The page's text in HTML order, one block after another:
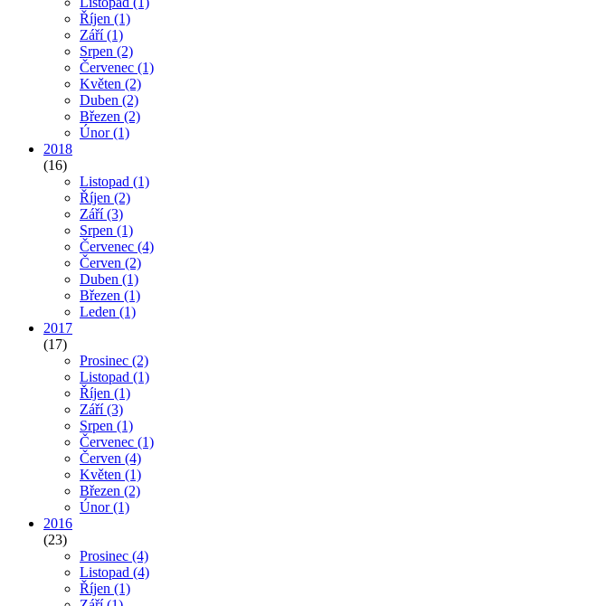
Říjen (1)
Září(1)
Srpen (2)
Červenec (1)
Květen (2)
Duben (2)
Březen (2)
Únor(1)
2018
(16)
Listopad (1)
Říjen (2)
Září(3)
Srpen (1)
Červenec (4)
Červen (2)
Duben (1)
Březen (1)
Leden (1)
2017
(17)
Prosinec (2)
Listopad (1)
Říjen (1)
Září(3)
Srpen (1)
Červenec (1)
Červen (4)
Květen (1)
Březen (2)
Únor(1)
2016
(23)
Prosinec (4)
Listopad (4)
Říjen (1)